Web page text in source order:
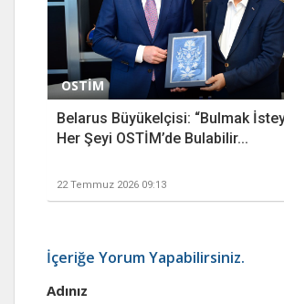
OSTİM
Belarus Büyükelçisi: “Bulmak
Her Şeyi OSTİM’de Bulabilir...
22 Temmuz 2026 09:13
İçeriğe Yorum Yapabilirsiniz.
Adınız